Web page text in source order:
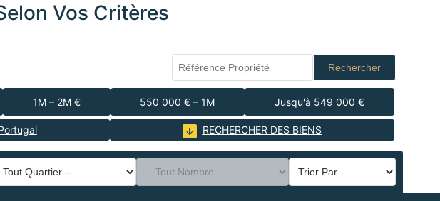
Vos Critères
Rechercher
1M – 2M € 550 000 € – 1M Jusqu'à 549 000 €
RECHERCHER DES BIENS
de Bien --
Quartier --
Nombre --